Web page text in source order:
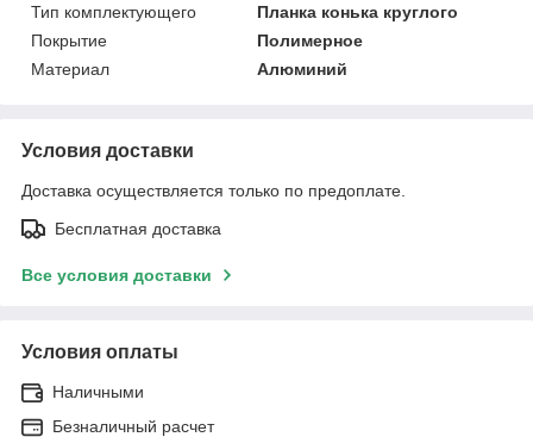
Тип комплектующего
Планка конька круглого
Покрытие
Полимерное
Материал
Алюминий
Условия доставки
Доставка осуществляется только по предоплате.
Бесплатная доставка
Все условия доставки
Условия оплаты
Наличными
Безналичный расчет